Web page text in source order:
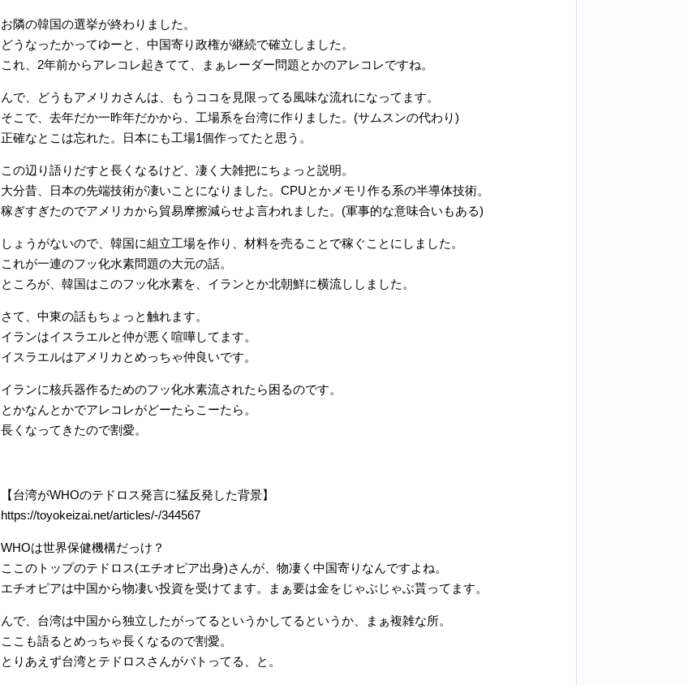
お隣の韓国の選挙が終わりました。
どうなったかってゆーと、中国寄り政権が継続で確立しました。
これ、2年前からアレコレ起きてて、まぁレーダー問題とかのアレコレですね。
んで、どうもアメリカさんは、もうココを見限ってる風味な流れになってます。
そこで、去年だか一昨年だかから、工場系を台湾に作りました。(サムスンの代わり)
正確なとこは忘れた。日本にも工場1個作ってたと思う。
この辺り語りだすと長くなるけど、凄く大雑把にちょっと説明。
大分昔、日本の先端技術が凄いことになりました。CPUとかメモリ作る系の半導体技術。
稼ぎすぎたのでアメリカから貿易摩擦減らせよ言われました。(軍事的な意味合いもある)
しょうがないので、韓国に組立工場を作り、材料を売ることで稼ぐことにしました。
これが一連のフッ化水素問題の大元の話。
ところが、韓国はこのフッ化水素を、イランとか北朝鮮に横流ししました。
さて、中東の話もちょっと触れます。
イランはイスラエルと仲が悪く喧嘩してます。
イスラエルはアメリカとめっちゃ仲良いです。
イランに核兵器作るためのフッ化水素流されたら困るのです。
とかなんとかでアレコレがどーたらこーたら。
長くなってきたので割愛。
【台湾がWHOのテドロス発言に猛反発した背景】
https://toyokeizai.net/articles/-/344567
WHOは世界保健機構だっけ？
ここのトップのテドロス(エチオピア出身)さんが、物凄く中国寄りなんですよね。
エチオピアは中国から物凄い投資を受けてます。まぁ要は金をじゃぶじゃぶ貰ってます。
んで、台湾は中国から独立したがってるというかしてるというか、まぁ複雑な所。
ここも語るとめっちゃ長くなるので割愛。
とりあえず台湾とテドロスさんがバトってる、と。